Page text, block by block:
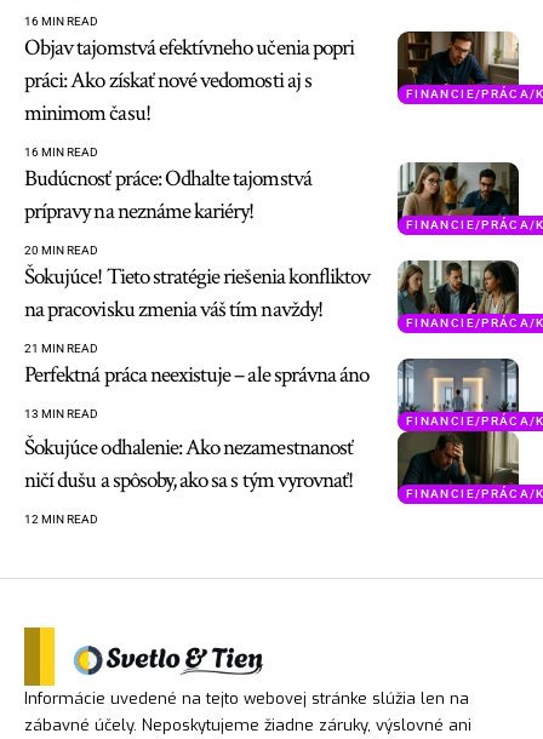
16 MIN READ
FINANCIE/PRÁCA/
Objav tajomstvá efektívneho učenia popri
práci: Ako získať nové vedomosti aj s
minimom času!
16 MIN READ
FINANCIE/PRÁCA/
Budúcnosť práce: Odhalte tajomstvá
prípravy na neznáme kariéry!
20 MIN READ
FINANCIE/PRÁCA/
Šokujúce! Tieto stratégie riešenia konfliktov
na pracovisku zmenia váš tím navždy!
21 MIN READ
FINANCIE/PRÁCA/
Perfektná práca neexistuje – ale správna áno
13 MIN READ
FINANCIE/PRÁCA/
Šokujúce odhalenie: Ako nezamestnanosť
ničí dušu a spôsoby, ako sa s tým vyrovnať!
12 MIN READ
Informácie uvedené na tejto webovej stránke slúžia len na
zábavné účely. Neposkytujeme žiadne záruky, výslovné ani